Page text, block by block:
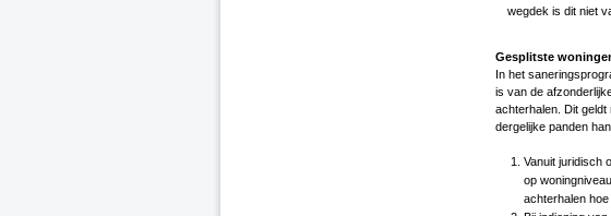
wegdek is dit niet
Gesplitste
In het
is van de
achterhalen. Dit
dergelijke panden
Vanuit juridisch
op
achterhalen